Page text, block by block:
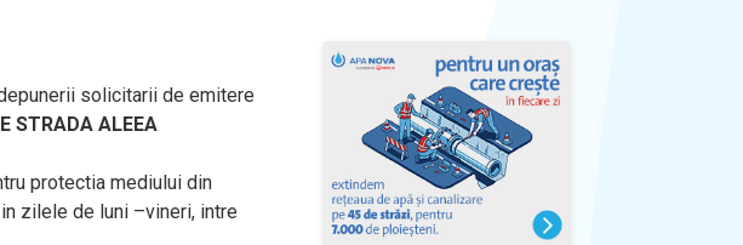
solicitarii de emitere
STRADA ALEEA
protectia mediului din
zilele de luni –vineri, intre